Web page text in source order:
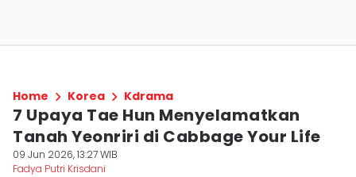
Home Korea Kdrama
7 Upaya Tae Hun Menyelamatkan
Tanah Yeonriri di Cabbage Your Life
09 Jun 2026, 13:27 WIB
Fadya Putri Krisdani